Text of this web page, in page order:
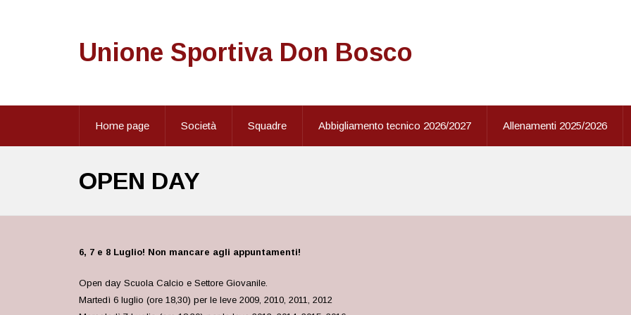
Unione Sportiva Don Bosco
Home page Società Squadre Abbigliamento tecnico 2026/2027 Allenamenti 2025/2026
OPEN DAY
6, 7 e 8 Luglio! Non mancare agli appuntamenti!
Open day Scuola Calcio e Settore Giovanile.
Martedì 6 luglio (ore 18,30) per le leve 2009, 2010, 2011, 2012